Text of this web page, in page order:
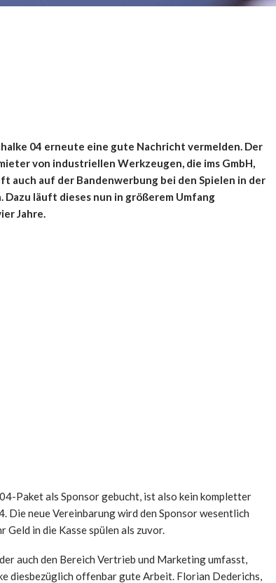
04 erneute eine gute Nachricht vermelden. Der
von industriellen Werkzeugen, die ims GmbH,
auch auf der Bandenwerbung bei den Spielen in der
Dazu läuft dieses nun in größerem Umfang
Jahre.
Paket als Sponsor gebucht, ist also kein kompletter
Die neue Vereinbarung wird den Sponsor wesentlich
Geld in die Kasse spülen als zuvor.
auch den Bereich Vertrieb und Marketing umfasst,
diesbezüglich offenbar gute Arbeit. Florian Dederichs,